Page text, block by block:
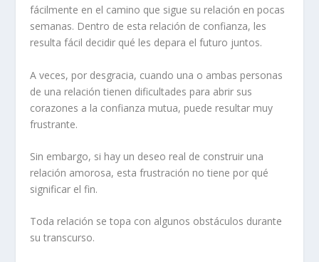
fácilmente en el camino que sigue su relación en pocas
semanas. Dentro de esta relación de confianza, les
resulta fácil decidir qué les depara el futuro juntos.
A veces, por desgracia, cuando una o ambas personas
de una relación tienen dificultades para abrir sus
corazones a la confianza mutua, puede resultar muy
frustrante.
Sin embargo, si hay un deseo real de construir una
relación amorosa, esta frustración no tiene por qué
significar el fin.
Toda relación se topa con algunos obstáculos durante
su transcurso.